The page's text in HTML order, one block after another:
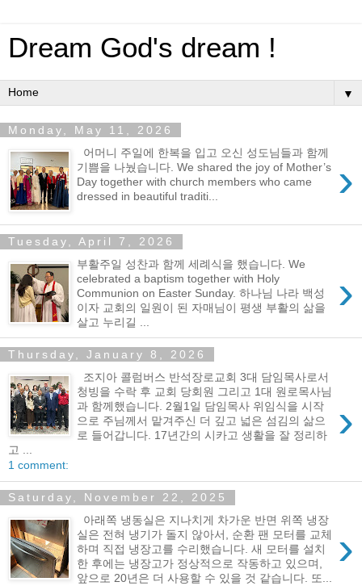
Dream God's dream !
▼
Monday, May 11, 2026
›
어머니 주일에 한복을 입고 오신 성도님들과 함께
기쁨을 나눴습니다. We shared the joy of Mother’s
Day together with church members who came
dressed in beautiful traditi...
Tuesday, April 7, 2026
›
부활주일 성찬과 함께 세례식을 했습니다. We
celebrated a baptism together with Holy
Communion on Easter Sunday. 하나님 나라 백성
이자 교회의 일원이 된 자매님이 평생 부활의 삶을
살고 누리길 ...
Thursday, January 8, 2026
›
조지아 콜럼버스 반석장로교회 3대 담임목사로서
청빙을 수락 후 교회 당회원 그리고 1대 원로목사님
과 함께했습니다. 2월1일 담임목사 위임식을 시작
으로 주님께서 맡겨주신 더 깊고 넓은 섬김의 삶으
로 들어갑니다. 17년간의 시카고 생활을 잘 정리하
고 ...
1 comment:
Saturday, November 22, 2025
›
아래쪽 냉동실은 지나치게 차가운 반면 위쪽 냉장
실은 전혀 냉기가 돌지 않아서, 순환 팬 모터를 교체
하며 직접 냉장고를 수리했습니다. 새 모터를 설치
한 후에는 냉장고가 정상적으로 작동하고 있으며,
앞으로 20년은 더 사용할 수 있을 것 같습니다. 또...